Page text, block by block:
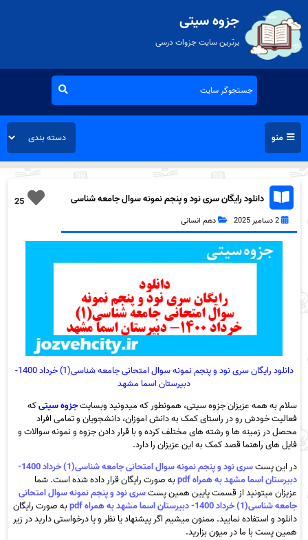
جزوه سیتی
برترین سایت جزوات درسی
منو
25
دانلود رایگان سری نود و پنجم نمونه سوال جامعه شناسی
دهم انسانی به همراه pdf
2 دسامبر 2025 دهم انسانی
دانلود رایگان سری نود و پنجم نمونه سوال امتحانی جامعه شناسی(1) خرداد 1400-
دبیرستان اسما مشهد
سلام به همه عزیزان جزوه سیتی، همونطور که میدونید وبسایتجزوه سیتیکه
فعالیت خودش رو در راستای کمک به دانش اموزان، دانشجویان و تمامی افراد
محصل در زمینه ها و رشته های مختلف کرده و با قرار دادن جزوه و نمونه سوالات و
فایل های راهنما قصد کمک به این عزیزان را دارد.
در این پست
سری نود و پنجم نمونه سوال امتحانی جامعه شناسی(1) خرداد 1400-
دبیرستان اسما مشهد به همراه pdf
به صورت رایگان قرار داده شده است. شما
عزیزان میتونید از قسمت پایین همین پستسری نود و پنجم نمونه سوال امتحانی
جامعه شناسی(1) خرداد 1400- دبیرستان اسما مشهد به همراه pdf
به صورت رایگان
دانلود و استفاده نمایید. ممنون میشیم اگر پیشنهاد یا نظر و یا درخواستی دارید در زیر
همین پست با ما در میون بزارید.